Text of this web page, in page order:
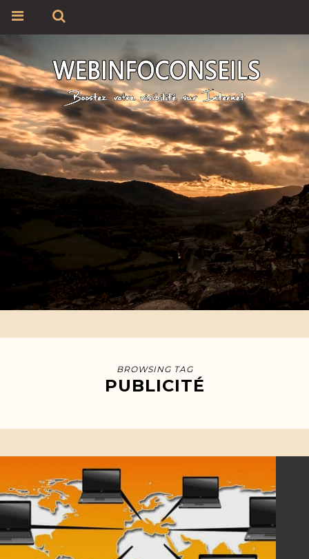
BROWSING TAG
PUBLICITÉ